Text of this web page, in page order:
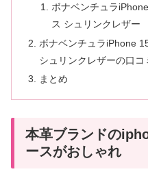
ボナベンチュラ
ス シュリンクレザー
ボナベンチュラiPhone
シュリンクレザーの口コ
まとめ
本革ブランドの
ースがおしゃれ